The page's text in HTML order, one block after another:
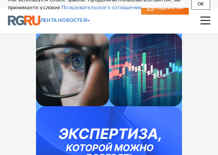
принимаете условия Пользовательского соглашения
OK
СВЕЖИЙ НОМЕР ПОДПИСКА
ЛЕНТА НОВОСТЕЙ